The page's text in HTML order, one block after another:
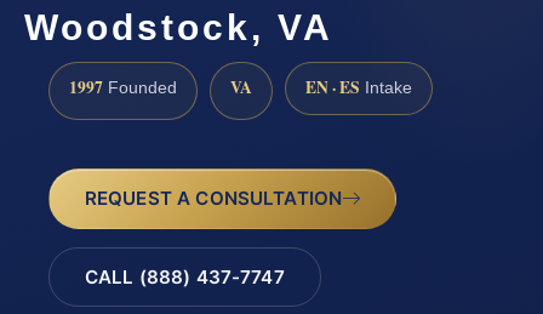
Woodstock, VA
1997 Founded VA EN · ES Intake
REQUEST A CONSULTATION
CALL (888) 437-7747